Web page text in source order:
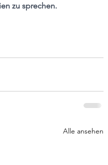
zu sprechen.
Alle ansehen